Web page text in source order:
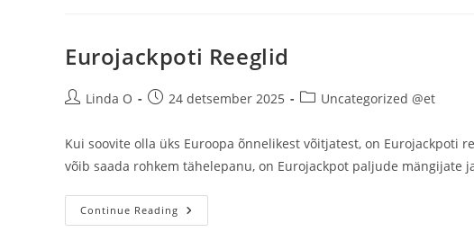
Eurojackpoti Reeglid
PostLinda O
Post24 detsember 2025
PostUncategorized @et
Kui soovite olla üks Euroopa õnnelikest võitjatest, on Eurojackpoti
võib saada rohkem tähelepanu, on Eurojackpot paljude mängijate
Continue Reading Eurojackpoti
Reeglid